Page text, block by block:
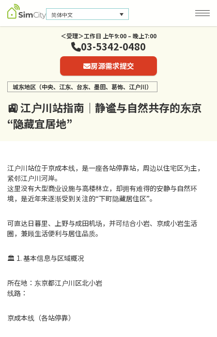
简体中文
隐私保护政策
＜受理＞工作日 上午9:00 – 晚上7:00
03-5342-0480
房源需求提交
城东地区（中央、江东、台东、墨田、葛饰、江户川）
🚉 江户川站指南｜静谧与自然共存的东京
“隐藏宜居地”
江户川站位于京成本线，是一座各站停靠站，周边以住宅区为主，
紧邻江户川河岸。
这里没有大型商业设施与高楼林立，却拥有难得的安静与自然环
境，是近年来逐渐受到关注的“下町隐藏居住区”。
可直达日暮里、上野与成田机场，并可结合小岩、京成小岩生活
圈，兼顾生活便利与居住品质。
🏛 1. 基本信息与区域概况
所在地：东京都江户川区北小岩
线路：
京成本线（各站停靠）